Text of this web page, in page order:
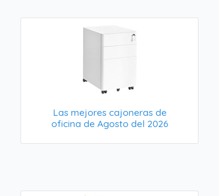
Las mejores cajoneras de
oficina de Agosto del 2026